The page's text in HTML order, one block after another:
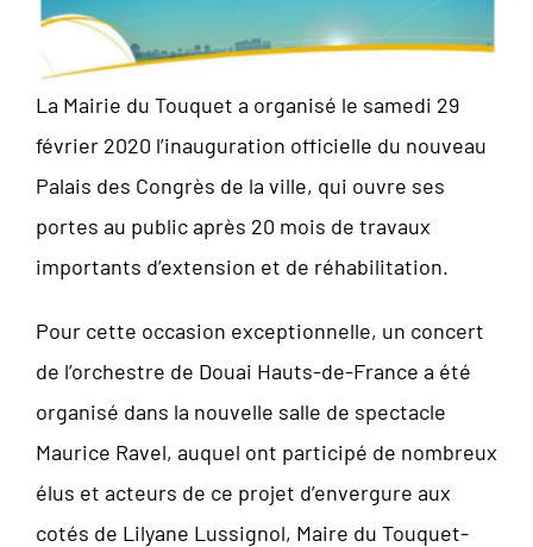
La Mairie du Touquet a organisé le samedi 29
février 2020 l’inauguration officielle du nouveau
Palais des Congrès de la ville, qui ouvre ses
portes au public après 20 mois de travaux
importants d’extension et de réhabilitation.
Pour cette occasion exceptionnelle, un concert
de l’orchestre de Douai Hauts-de-France a été
organisé dans la nouvelle salle de spectacle
Maurice Ravel, auquel ont participé de nombreux
élus et acteurs de ce projet d’envergure aux
cotés de Lilyane Lussignol, Maire du Touquet-